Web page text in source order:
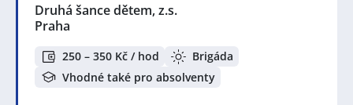
Druhá šance dětem, z.s.
Praha
250 – 350 Kč / hod
Brigáda
Vhodné také pro absolventy